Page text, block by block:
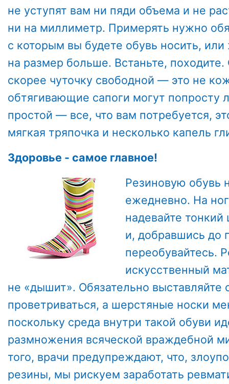
не уступят вам ни пяди объема и не
ни на миллиметр. Примерять нужно
с которым вы будете обувь носить, или
на размер больше. Встаньте,
скорее чуточку свободной — это не
обтягивающие сапоги могут попросту
простой — все, что вам потребуется,
мягкая тряпочка и несколько капель
Здоровье - самое главное!
Резиновую обувь
ежедневно. На
надевайте
и, добравшись до
переобувайтесь.
искусственный
не «дышит». Обязательно выставляйте
проветриваться, а шерстяные носки
поскольку среда внутри такой обуви
размножения всяческой враждебной
того, врачи предупреждают, что,
резины, мы рискуем заработать